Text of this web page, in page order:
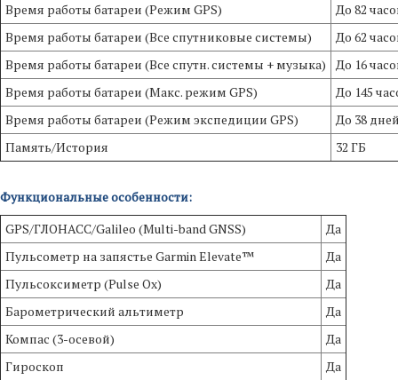
Время работы батареи (Режим GPS)
До 82
Время работы батареи (Все спутниковые системы)
До 62
Время работы батареи (Все спутн. системы + музыка)
До 16
Время работы батареи (Макс. режим GPS)
До 145
Время работы батареи (Режим экспедиции GPS)
До 38
Память/История
32 ГБ
Функциональные особенности:
GPS/ГЛОНАСС/Galileo (Multi-band GNSS)
Да
Пульсометр на запястье Garmin Elevate™
Да
Пульсоксиметр (Pulse Ox)
Да
Барометрический альтиметр
Да
Компас (3-осевой)
Да
Гироскоп
Да